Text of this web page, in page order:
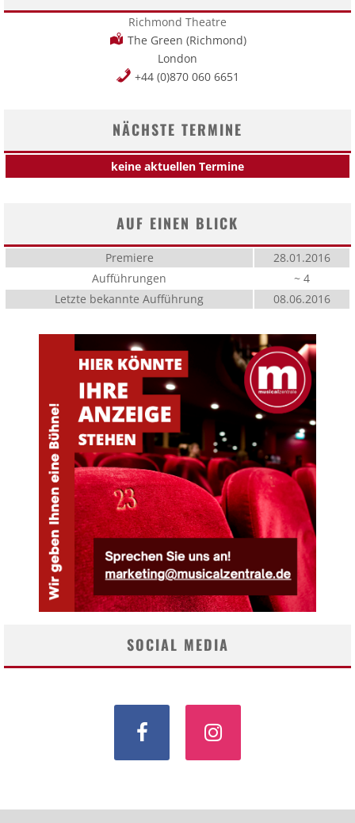
Richmond Theatre
The Green (Richmond)
London
+44 (0)870 060 6651
NÄCHSTE TERMINE
keine aktuellen Termine
AUF EINEN BLICK
Premiere
28.01.2016
Aufführungen
~ 4
Letzte bekannte Aufführung
08.06.2016
SOCIAL MEDIA